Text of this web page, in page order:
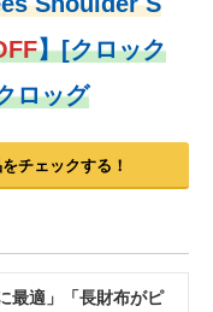
】[クロック
ロッグ
チェックする！
最適」「長財布がピ